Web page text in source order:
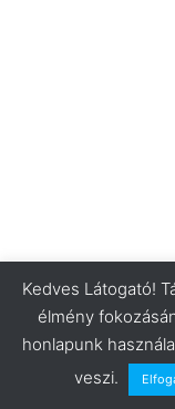
Kedves Látogató!
élmény
honlapunk
veszi.